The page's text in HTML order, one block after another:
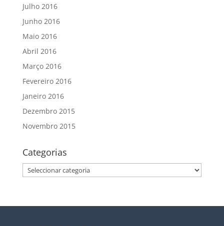
Julho 2016
Junho 2016
Maio 2016
Abril 2016
Março 2016
Fevereiro 2016
Janeiro 2016
Dezembro 2015
Novembro 2015
Categorias
Categorias